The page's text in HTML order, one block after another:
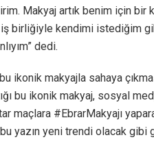
Makyaj artık benim için bir
birliğiyle kendimi istediğim
dedi.
ikonik makyajla sahaya
bu ikonik makyaj, sosyal
maçlara #EbrarMakyajı
yazın yeni trendi olacak gibi